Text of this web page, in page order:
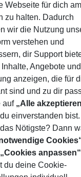
- Port Ghalib
5
liegt das Hotel
ist ca. 5 km entfernt
Die
Hotel und
Die Zimmer
Boden, Wasserkocher
Webseite für dich am
zu halten. Dadurch
wir die Nutzung
verstehen und
dir Support
Angebote und
anzeigen, die für
sind und zu dir
auf „Alle
einverstanden
Nötigste? Dann
„Cookies anpassen“
du deine Cookie-